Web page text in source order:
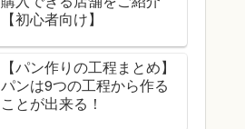
【初心者向け】
【パン作りの工程まとめ】
パンは9つの工程から作る
ことが出来る！